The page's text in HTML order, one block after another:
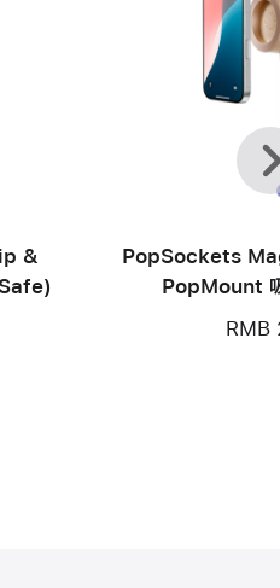
&
PopSockets
PopMount
RMB
上
一
个
下
一
个